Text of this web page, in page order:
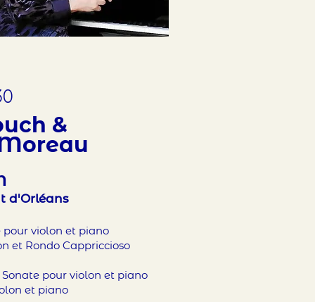
&
d'Orléans
violon et piano
et Rondo Cappriccioso
pour violon et piano
et piano